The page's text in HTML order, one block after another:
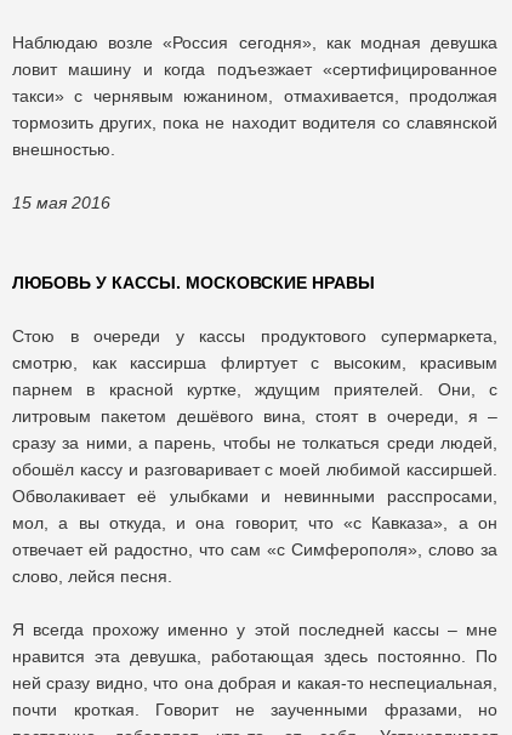
Наблюдаю возле «Россия сегодня», как модная девушка
ловит машину и когда подъезжает «сертифицированное
такси» с чернявым южанином, отмахивается, продолжая
тормозить других, пока не находит водителя со славянской
внешностью.
15 мая 2016
ЛЮБОВЬ У КАССЫ. МОСКОВСКИЕ НРАВЫ
Стою в очереди у кассы продуктового супермаркета,
смотрю, как кассирша флиртует с высоким, красивым
парнем в красной куртке, ждущим приятелей. Они, с
литровым пакетом дешёвого вина, стоят в очереди, я –
сразу за ними, а парень, чтобы не толкаться среди людей,
обошёл кассу и разговаривает с моей любимой кассиршей.
Обволакивает её улыбками и невинными расспросами,
мол, а вы откуда, и она говорит, что «с Кавказа», а он
отвечает ей радостно, что сам «с Симферополя», слово за
слово, лейся песня.
Я всегда прохожу именно у этой последней кассы – мне
нравится эта девушка, работающая здесь постоянно. По
ней сразу видно, что она добрая и какая-то неспециальная,
почти кроткая. Говорит не заученными фразами, но